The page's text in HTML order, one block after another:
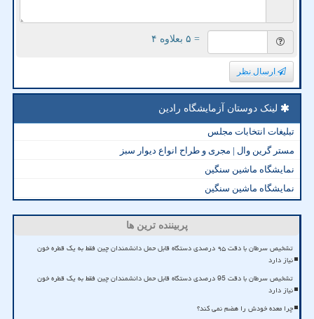
= ۵ بعلاوه ۴
ارسال نظر
لینک دوستان آزمایشگاه رادین
تبلیغات انتخابات مجلس
مستر گرین وال | مجری و طراح انواع دیوار سبز
نمایشگاه ماشین سنگین
نمایشگاه ماشین سنگین
پربیننده ترین ها
تشخیص سرطان با دقت ۹۵ درصدی دستگاه قابل حمل دانشمندان چین فقط به یک قطره خون
نیاز دارد
تشخیص سرطان با دقت 95 درصدی دستگاه قابل حمل دانشمندان چین فقط به یک قطره خون
نیاز دارد
چرا معده خودش را هضم نمی کند؟